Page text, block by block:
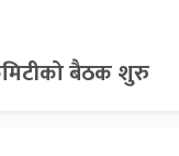
बैठक शुरु